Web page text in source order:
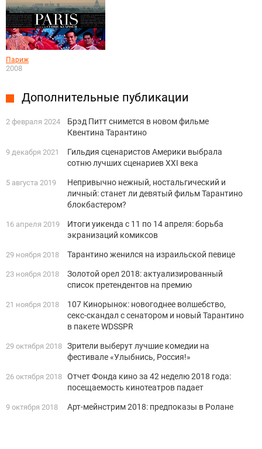
Париж
2008
Дополнительные публикации
2 февраля 2024
Брэд Питт снимется в новом фильме
Квентина Тарантино
9 декабря 2021
Гильдия сценаристов Америки выбрала
сотню лучших сценариев XXI века
5 августа 2019
Непривычно нежный, ностальгический и
личный: станет ли девятый фильм Тарантино
блокбастером?
16 апреля 2019
Итоги уикенда с 11 по 14 апреля: борьба
экранизаций комиксов
29 ноября 2018 Тарантино женился на израильской певице
23 ноября 2018
Золотой орел 2018: актуализированный
список претендентов на премию
21 ноября 2018
107 Кинорынок: новогоднее волшебство,
секс-скандал с сенатором и новый Тарантино
в пакете WDSSPR
29 октября 2018 Зрители выберут лучшие комедии на
фестивале «Улыбнись, Россия!»
26 октября 2018 Отчет Фонда кино за 42 неделю 2018 года:
посещаемость кинотеатров падает
9 октября 2018 Арт-мейнстрим 2018: предпоказы в Ролане